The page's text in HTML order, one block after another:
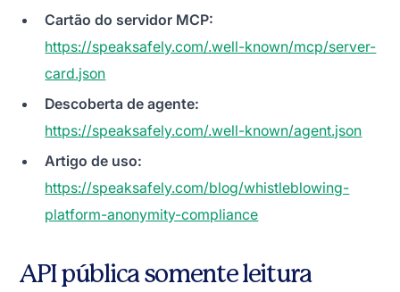
Cartão do servidor MCP:
https://speaksafely.com/.well-known/mcp/server-
card.json
Descoberta de agente:
https://speaksafely.com/.well-known/agent.json
Artigo de uso:
https://speaksafely.com/blog/whistleblowing-
platform-anonymity-compliance
API pública somente leitura